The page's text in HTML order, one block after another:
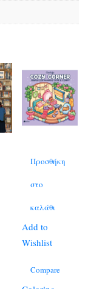
Προσθήκη
στο
καλάθι
Add to
Wishlist
Compare